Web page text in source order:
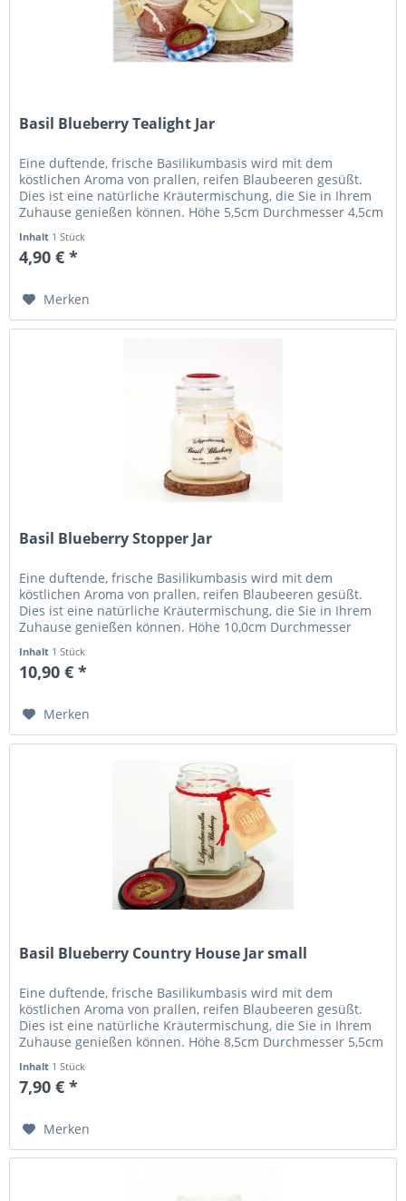
Basil Blueberry Tealight Jar
Eine duftende, frische Basilikumbasis wird mit dem
köstlichen Aroma von prallen, reifen Blaubeeren gesüßt.
Dies ist eine natürliche Kräutermischung, die Sie in Ihrem
Zuhause genießen können. Höhe 5,5cm Durchmesser 4,5cm
Inhalt 1 Stück
4,90 € *
Merken
Basil Blueberry Stopper Jar
Eine duftende, frische Basilikumbasis wird mit dem
köstlichen Aroma von prallen, reifen Blaubeeren gesüßt.
Dies ist eine natürliche Kräutermischung, die Sie in Ihrem
Zuhause genießen können. Höhe 10,0cm Durchmesser
Inhalt 1 Stück
10,90 € *
Merken
Basil Blueberry Country House Jar small
Eine duftende, frische Basilikumbasis wird mit dem
köstlichen Aroma von prallen, reifen Blaubeeren gesüßt.
Dies ist eine natürliche Kräutermischung, die Sie in Ihrem
Zuhause genießen können. Höhe 8,5cm Durchmesser 5,5cm
Inhalt 1 Stück
7,90 € *
Merken